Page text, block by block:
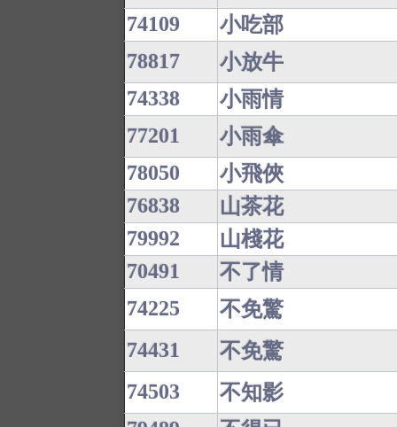
74109
小吃部
78817
小放牛
74338
小雨情
77201
小雨傘
78050
小飛俠
76838
山茶花
79992
山棧花
70491
不了情
74225
不免驚
74431
不免驚
74503
不知影